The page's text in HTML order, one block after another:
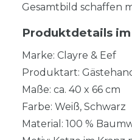
Gesamtbild schaffen
Produktdetails
Marke: Clayre & Eef
Produktart:
Maße: ca. 40 x 66 cm
Farbe: Weiß, Schwarz
Material: 100 %